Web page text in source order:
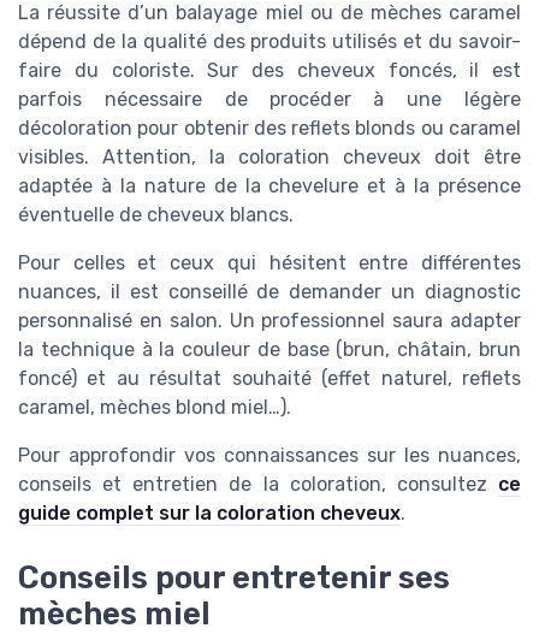
La réussite d’un balayage miel ou de mèches caramel
dépend de la qualité des produits utilisés et du savoir-
faire du coloriste. Sur des cheveux foncés, il est
parfois nécessaire de procéder à une légère
décoloration pour obtenir des reflets blonds ou caramel
visibles. Attention, la coloration cheveux doit être
adaptée à la nature de la chevelure et à la présence
éventuelle de cheveux blancs.
Pour celles et ceux qui hésitent entre différentes
nuances, il est conseillé de demander un diagnostic
personnalisé en salon. Un professionnel saura adapter
la technique à la couleur de base (brun, châtain, brun
foncé) et au résultat souhaité (effet naturel, reflets
caramel, mèches blond miel…).
Pour approfondir vos connaissances sur les nuances,
conseils et entretien de la coloration, consultez ce
guide complet sur la coloration cheveux.
Conseils pour entretenir ses
mèches miel